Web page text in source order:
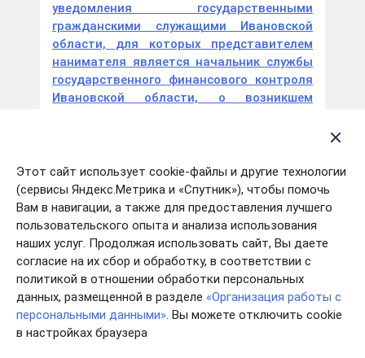
Этот сайт использует cookie-файлы и другие технологии
(сервисы Яндекс.Метрика и «Спутник»), чтобы помочь
Вам в навигации, а также для предоставления лучшего
пользовательского опыта и анализа использования
наших услуг. Продолжая использовать сайт, Вы даете
согласие на их сбор и обработку, в соответствии с
политикой в отношении обработки персональных
данных, размещенной в разделе «Организация работы с
персональными данными». Вы можете отключить cookie
в настройках браузера
уведомления государственными
гражданскими служащими Ивановской
области, для которых представителем
нанимателя является начальник службы
государственного финансового контроля
Ивановской области, о возникшем
Приказ службы государственного
финансового контроля Ивановской
области от 03.07.2018 № 4 «О проведении
конкурсов на замещение вакантных
должностей государственной
гражданской службы Ивановской области
в службе государственного финансового
контроля Ивановской области и
конкурсов на включение в кадровый
резерв службы государственного